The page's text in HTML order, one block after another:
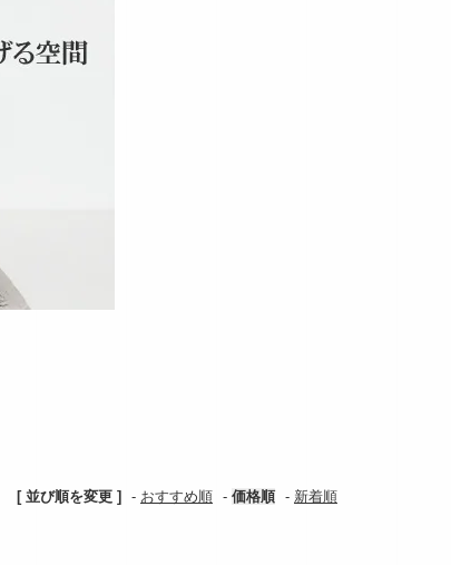
[ 並び順を変更 ] - おすすめ順 - 価格順 - 新着順